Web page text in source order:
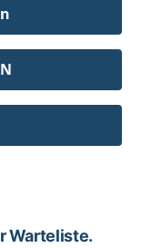
Warteliste.